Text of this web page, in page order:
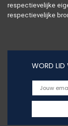
respectievelijke
respectievelijke
WORD LID